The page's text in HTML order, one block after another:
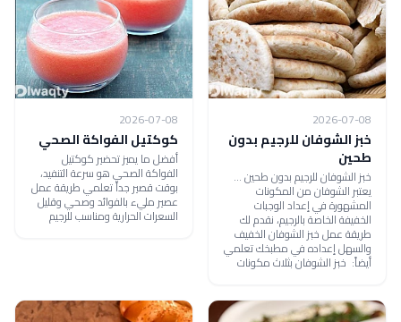
2026-07-08
خبز الشوفان للرجيم بدون
طحين
خبز الشوفان للرجيم بدون طحين ...
يعتبر الشوفان من المكونات
المشهورة في إعداد الوجبات
الخفيفة الخاصة بالرجيم، نقدم لك
طريقة عمل خبز الشوفان الخفيف
والسهل إعداده في مطبخك تعلمي
أيضاً: خبز الشوفان بثلاث مكونات
2026-07-08
كوكتيل الفواكة الصحي
أفضل ما يميز تحضير كوكتيل
الفواكة الصحي هو سرعة التنفيد،
بوقت قصير جداً تعلمي طريقة عمل
عصير مليء بالفوائد وصحي وقليل
السعرات الحرارية ومناسب للرجيم